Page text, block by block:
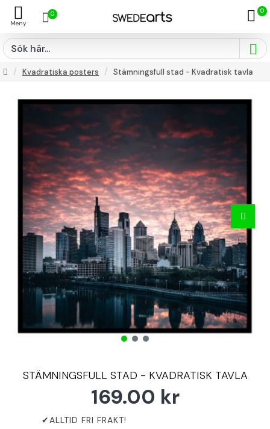
0 0
Kvadratiska posters Stämningsfull stad - Kvadratisk tavla
STÄMNINGSFULL STAD - KVADRATISK TAVLA
169.00 kr